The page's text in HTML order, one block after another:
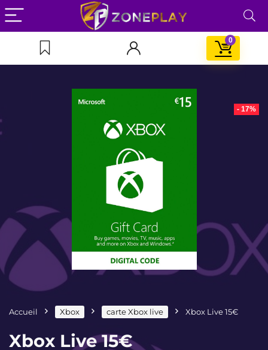
0
- 17%
Accueil Xbox carte Xbox live Xbox Live 15€
Xbox Live 15€